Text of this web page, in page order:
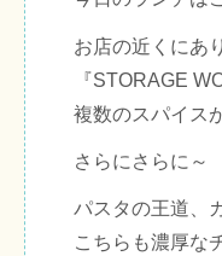
お店の近くにあ
『STORAGE
複数のスパイス
さらにさらに～
パスタの王道、
こちらも濃厚な